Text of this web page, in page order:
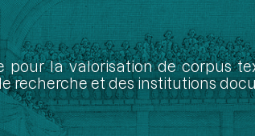
pour la valorisation de corpus
recherche et des institutions